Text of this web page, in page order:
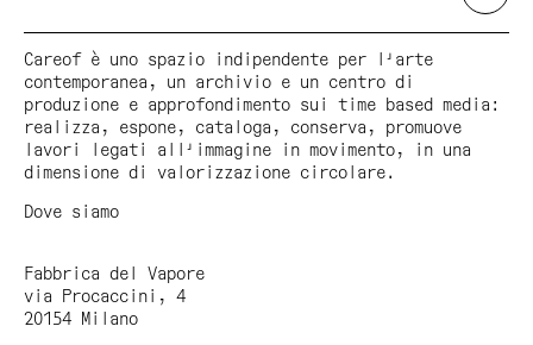
Careof è uno spazio indipendente per l'arte
contemporanea, un archivio e un centro di
produzione e approfondimento sui time based media:
realizza, espone, cataloga, conserva, promuove
lavori legati all'immagine in movimento, in una
dimensione di valorizzazione circolare.
Dove siamo
Fabbrica del Vapore
via Procaccini, 4
20154 Milano